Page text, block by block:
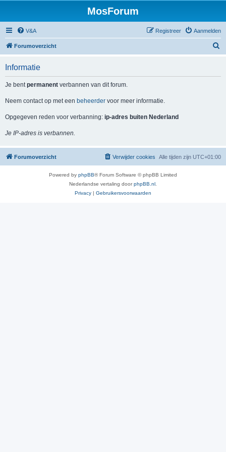
MosForum
V&A Aanmelden
Registreer
Forumoverzicht
Informatie
Je bentpermanent verbannen van dit forum.
Neem contact op met een beheerder voor meer informatie.
Opgegeven reden voor verbanning: ip-adres buiten Nederland
Je IP-adres is verbannen.
Forumoverzicht Alle tijden zijn UTC+01:00
Verwijder cookies
Powered by phpBB® Forum Software © phpBB Limited
Nederlandse vertaling doorphpBB.nl
Privacy | Gebruikersvoorwaarden